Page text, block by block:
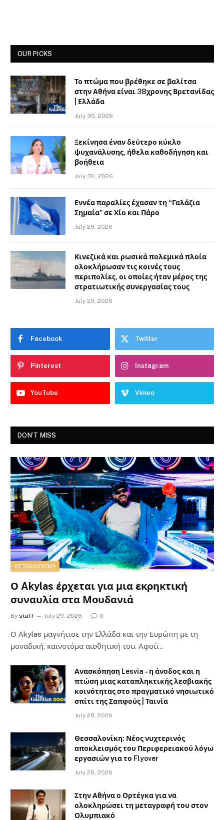
OUR PICKS
Το πτώμα που βρέθηκε σε βαλίτσα
στην Αθήνα είναι 38χρονης Βρετανίδας
| Ελλάδα
July 30, 2026
Ξεκίνησα έναν δεύτερο κύκλο
ψυχανάλυσης, ήθελα καθοδήγηση και
βοήθεια
July 30, 2026
Εννέα παραλίες έχασαν τη “Γαλάζια
Σημαία” σε Χίο και Πάρο
July 29, 2026
Κινεζικά και ρωσικά πολεμικά πλοία
ολοκλήρωσαν τις κοινές τους
περιπολίες, οι οποίες ήταν μέρος της
στρατιωτικής συνεργασίας τους
July 29, 2026
Facebook Twitter
Pinterest Instagram
YouTube Vimeo
DON'T MISS
ΘΕΣΣΑΛΟΝΊΚΗ
Ο Akylas έρχεται για μια εκρηκτική
συναυλία στα Μουδανιά
By staff July 29, 2026 0
Ο Αkylas μαγνήτισε την Ελλάδα και την Ευρώπη με τη
μοναδική, καινοτόμα αισθητική του. Αφού…
Ανασκόπηση Lesvia – η άνοδος και η
πτώση μιας καταπληκτικής λεσβιακής
κοινότητας στο πραγματικό νησιωτικό
σπίτι της Σαπφούς | Ταινία
July 28, 2026
Θεσσαλονίκη: Νέος νυχτερινός
αποκλεισμός του Περιφερειακού λόγω
εργασιών για το Flyover
July 28, 2026
Στην Αθήνα ο Ορτέγκα για να
ολοκληρώσει τη μεταγραφή του στον
Ολυμπιακό